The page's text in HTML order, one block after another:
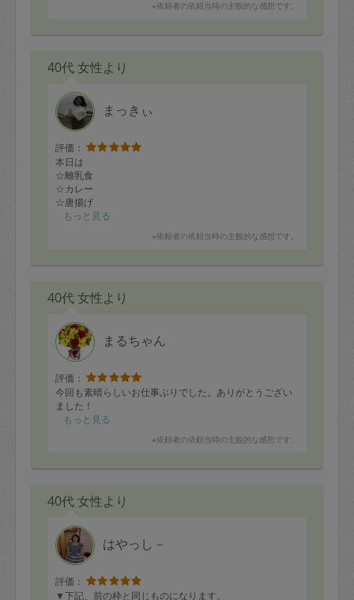
※依頼者の依頼当時の主観的な感想です。
40代 女性より
まっきぃ
評価：
本日は
☆離乳食
☆カレー
☆唐揚げ
☆野菜炒め
離乳食はいつも種類豊富で完食しています。大人の食事
出来上がった唐揚げは、昼についついつまみ食いをした
です(^^)
もっと見る
※依頼者の依頼当時の主観的な感想です。
40代 女性より
まるちゃん
評価：
今回も素晴らしいお仕事ぶりでした。ありがとうござい
ました！
もっと見る
※依頼者の依頼当時の主観的な感想です。
40代 女性より
はやっし－
評価：
▼下記、前の枠と同じものになります。